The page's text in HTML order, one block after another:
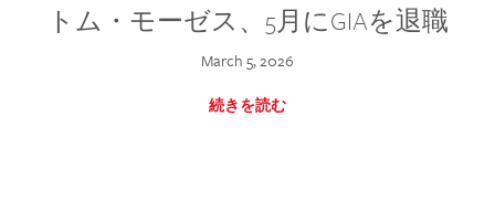
トム・モーゼス、5月にGIAを退職
March 5, 2026
続きを読む